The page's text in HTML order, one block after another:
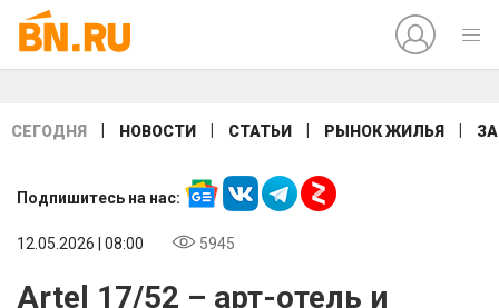
СЕГОДНЯ НОВОСТИ СТАТЬИ РЫНОК ЖИЛЬЯ
Подпишитесь на нас:
12.05.2026 | 08:00 5945
Artel 17/52 – арт-отель и